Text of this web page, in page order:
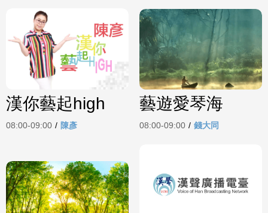
漢你藝起high
08:00-09:00 / 陳彥
藝遊愛琴海
08:00-09:00 / 錢大同